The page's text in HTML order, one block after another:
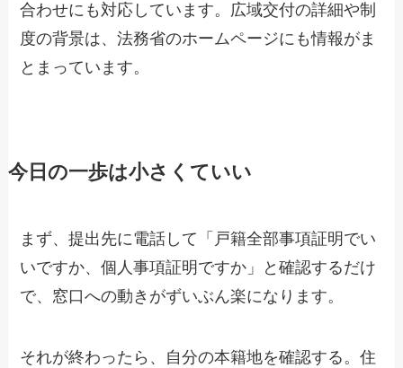
合わせにも対応しています。広域交付の詳細や制
度の背景は、法務省のホームページにも情報がま
とまっています。
今日の一歩は小さくていい
まず、提出先に電話して「戸籍全部事項証明でい
いですか、個人事項証明ですか」と確認するだけ
で、窓口への動きがずいぶん楽になります。
それが終わったら、自分の本籍地を確認する。住